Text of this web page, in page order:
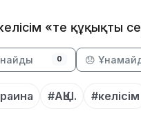
«тең құқықты
0 😞
#АҚШ. #келісім